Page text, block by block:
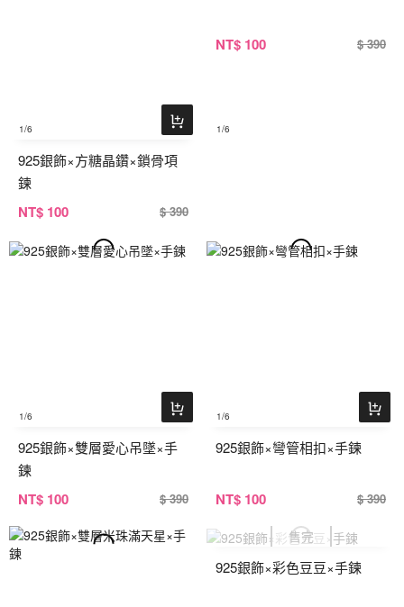
1/6
925銀飾×方糖晶鑽×鎖骨項
鍊
NT$ 100 $ 390
1/6
NT$ 100 $ 390
1/6
925銀飾×雙層愛心吊墜×手
鍊
NT$ 100 $ 390
1/6
925銀飾×彎管相扣×手鍊
NT$ 100 $ 390
925銀飾×彩色豆豆×手鍊